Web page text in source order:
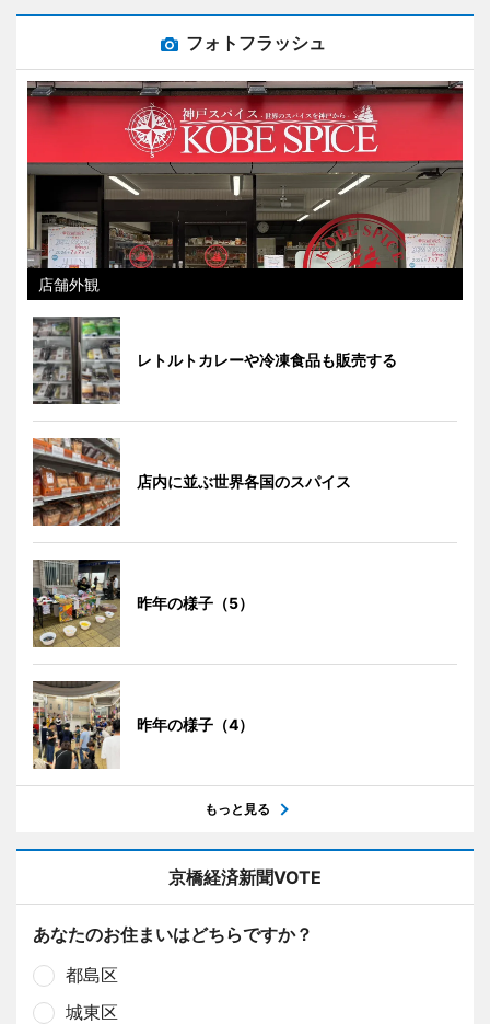
フォトフラッシュ
店舗外観
レトルトカレーや冷凍食品も販売する
店内に並ぶ世界各国のスパイス
昨年の様子（5）
昨年の様子（4）
もっと見る
京橋経済新聞VOTE
あなたのお住まいはどちらですか？
都島区
城東区